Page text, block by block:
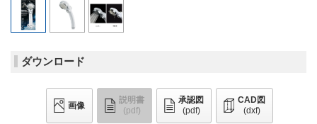
ダウンロード
画像
説明書
(pdf)
承認図
(pdf)
CAD図
(dxf)